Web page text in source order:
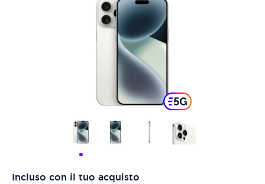
Incluso con il tuo acquisto